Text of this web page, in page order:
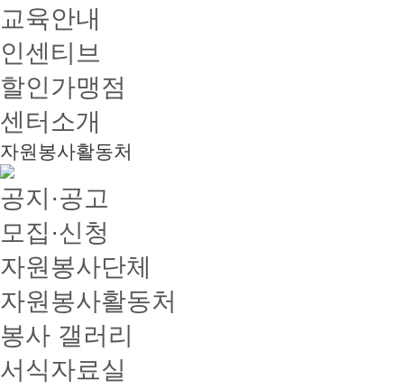
교육안내
인센티브
할인가맹점
센터소개
자원봉사활동처
공지·공고
모집·신청
자원봉사단체
자원봉사활동처
봉사 갤러리
서식자료실